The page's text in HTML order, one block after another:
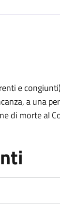
e
a una
di morte al